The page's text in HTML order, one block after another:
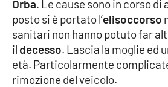
Cronaca
Cultura
Economia e Lavoro
Orba. Le cause sono in corso
posto si è portato l’elisoccorso
sanitari non hanno potuto far
il decesso. Lascia la moglie ed
età. Particolarmente
rimozione del veicolo.